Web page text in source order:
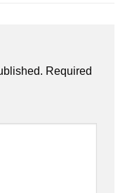
Required